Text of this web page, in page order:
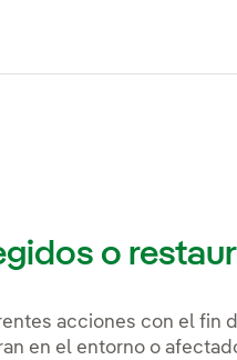
o
acciones con el fin
en el entorno o